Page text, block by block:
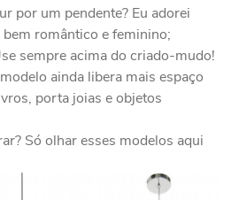
por um pendente? Eu adorei
romântico e feminino;
sempre acima do criado-mudo!
ainda libera mais espaço
porta joias e objetos
Só olhar esses modelos aqui